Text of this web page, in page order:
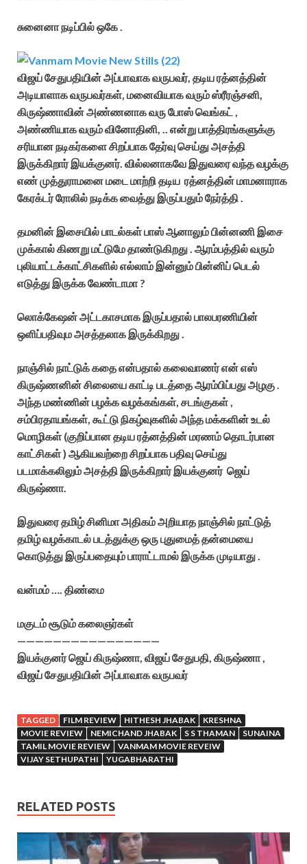
சுனைனா நடிப்பில் ஒகே .
விஜய் சேதுபதியின் அப்பாவாக வருபவர், தடிய ரத்னத்தின்
அடியாளாக வருபவர்கள், மனைவியாக வரும் ஸ்ரீரஞ்சனி,
கிருஷ்ணாவின் அண்ணனாக வரு போஸ் வெங்கட் ,
அண்ணியாக வரும் வினோதினி, .. என்று பாத்திரங்களுக்கு
சரியான நடிகர்களை சிறப்பாக தேர்வு செய்து அசத்தி
இருக்கிறார் இயக்குனர். வில்லனாகவே இதுவரை வந்த வழக்கு
எண் முத்துராமனை மடை மாற்றி தடிய ரத்னத்தின் மாமனாராக
கேரக்டர் ரோலில் நடிக்க வைத்து இருப்பதும் நேர்த்தி .
தமனின் இசையில் பாடல்கள் பாஸ் ஆனாலும் பின்னணி இசை
முக்கால் கிணறு மட்டுமே தாண்டுகிறது . ஆரம்பத்தில் வரும்
புலியாட்டக்காட்சிகளில் எல்லாம் இன்னும் பின்னிப் பெடல்
எடுத்து இருக்க வேண்டாமா ?
லொக்கேஷன் அட்டகாசமாக இருப்பதால் பாலபரணியின்
ஒளிப்பதிவும அசத்தலாக இருக்கிறது .
நாஞ்சில் நாட்டுக் கதை என்பதால் கலைவாணர் என் எஸ்
கிருஷ்ணனின் சிலையை காட்டி படத்தை ஆரம்பிப்பது அழகு .
அந்த மண்ணின் பழக்க வழக்கங்கள், சடங்குகள் ,
சம்பிரதாயங்கள், கூட்டு நிகழ்வுகளில் அந்த மக்களின் உடல்
மொழிகள் (குறிப்பான தடிய ரத்னத்தின் மரணம் தொடர்பான
காட்சிகள் ) ஆகியவற்றை சிறப்பாக பதிவு செய்து
படமாக்கலிலும் அசத்தி இருக்கிறார் இயக்குனர் ஜெய்
கிருஷ்ணா.
இதுவரை தமிழ் சினிமா அதிகம் அறியாத நாஞ்சில் நாட்டுத்
தமிழ் வழக்காடல் படத்துக்கு ஒரு புதுமைத் தன்மையை
கொடுத்து இருப்பதையும் பாராட்டாமல் இருக்க முடியாது .
வன்மம் …. திண்மை
மகுடம் சூடும் கலைஞர்கள்
————————————————
இயக்குனர் ஜெய் கிருஷ்ணா, விஜய் சேதுபதி, கிருஷ்ணா ,
விஜய் சேதுபதியின் அப்பாவாக வருபவர்
TAGGED FILM REVIEW HITHESH JHABAK
KRESHNA
MOVIE REVIEW
NEMICHAND JHABAK S S THAMAN
SUNAINA
TAMIL MOVIE REVIEW
VANMAM MOVIE REVEIW
VIJAY SETHUPATHI
YUGABHARATHI
RELATED POSTS